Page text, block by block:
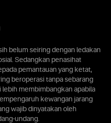
belum seiring dengan ledakan
Sedangkan penasihat
pemantauan yang ketat,
beroperasi tanpa sebarang
lebih membimbangkan apabila
kewangan jarang
wajib dinyatakan oleh
undang.